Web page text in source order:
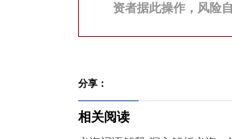
资者据此操作，风险
分享：
相关阅读